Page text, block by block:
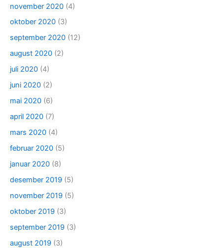
november 2020 (4)
oktober 2020 (3)
september 2020 (12)
august 2020 (2)
juli 2020 (4)
juni 2020 (2)
mai 2020 (6)
april 2020 (7)
mars 2020 (4)
februar 2020 (5)
januar 2020 (8)
desember 2019 (5)
november 2019 (5)
oktober 2019 (3)
september 2019 (3)
august 2019 (3)